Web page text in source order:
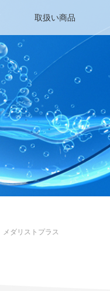
取扱い商品
メダリストプラス